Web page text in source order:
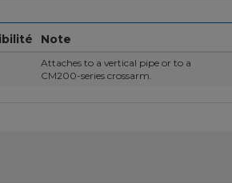
Note
Attaches to a vertical pipe or to a
CM200-series crossarm.